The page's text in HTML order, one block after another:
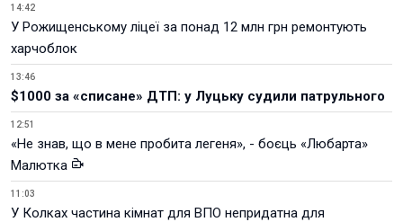
14:42
У Рожищенському ліцеї за понад 12 млн грн ремонтують
харчоблок
13:46
$1000 за «списане» ДТП: у Луцьку судили патрульного
12:51
«Не знав, що в мене пробита легеня», - боєць «Любарта»
Малютка
11:03
У Колках частина кімнат для ВПО непридатна для